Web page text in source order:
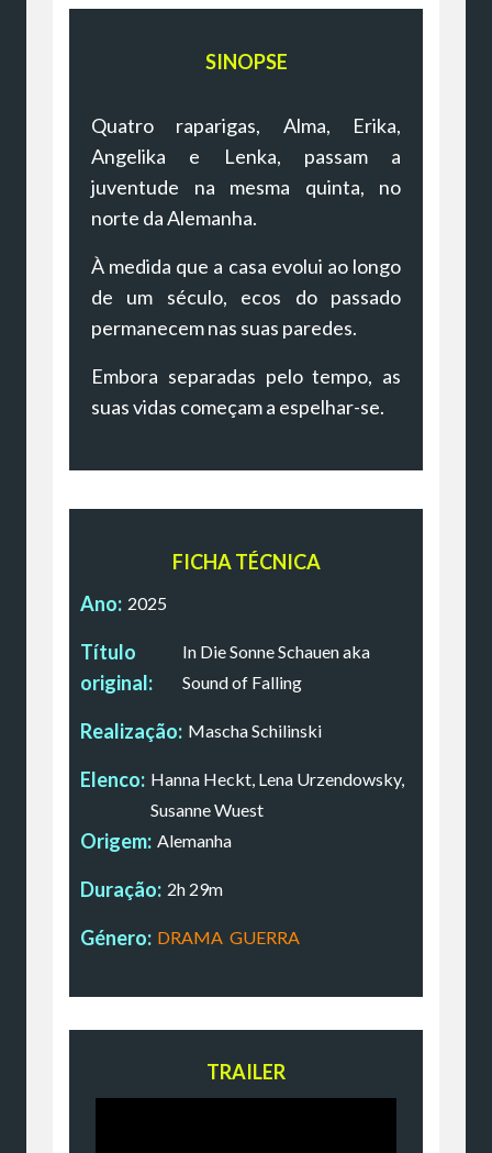
SINOPSE
Quatro raparigas, Alma, Erika,
Angelika e Lenka, passam a
juventude na mesma quinta, no
norte da Alemanha.
À medida que a casa evolui ao longo
de um século, ecos do passado
permanecem nas suas paredes.
Embora separadas pelo tempo, as
suas vidas começam a espelhar-se.
FICHA TÉCNICA
Ano: 2025
Título
original:
In Die Sonne Schauen aka
Sound of Falling
Realização: Mascha Schilinski
Elenco: Hanna Heckt, Lena Urzendowsky,
Susanne Wuest
Origem: Alemanha
Duração: 2h 29m
Género: DRAMA GUERRA
TRAILER